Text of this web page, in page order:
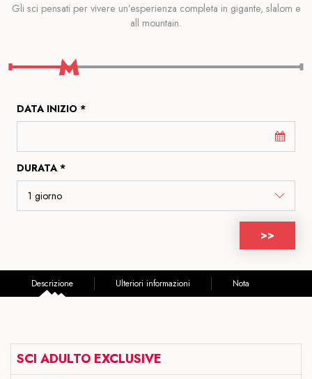
Gli sci pensati per vivere un’esperienza completa in gigante, slalom e
all mountain.
DATA INIZIO *
DURATA *
>>
Descrizione Ulteriori informazioni Nota
SCI ADULTO EXCLUSIVE